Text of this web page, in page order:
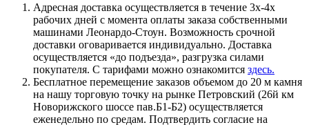
Адресная доставка осуществляется в течение 3х-4х
рабочих дней с момента оплаты заказа собственными
машинами Леонардо-Стоун. Возможность срочной
доставки оговаривается индивидуально. Доставка
осуществляется «до подъезда», разгрузка силами
покупателя. С тарифами можно ознакомится здесь.
Бесплатное перемещение заказов объемом до 20 м камня
на нашу торговую точку на рынке Петровский (26й км
Новорижского шоссе пав.Б1-Б2) осуществляется
еженедельно по средам. Подтвердить согласие на